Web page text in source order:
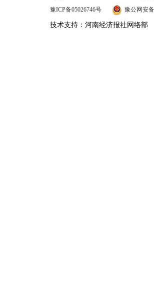
豫ICP备05026746号 豫公网安
技术支持：河南经济报社网络部